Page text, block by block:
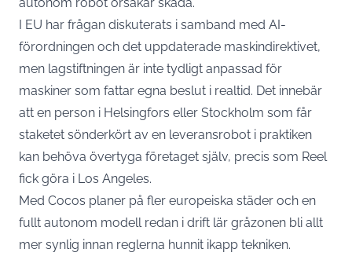
I EU har frågan diskuterats i samband med AI-
förordningen och det uppdaterade maskindirektivet,
men lagstiftningen är inte tydligt anpassad för
maskiner som fattar egna beslut i realtid. Det innebär
att en person i Helsingfors eller Stockholm som får
staketet sönderkört av en leveransrobot i praktiken
kan behöva övertyga företaget själv, precis som Reel
fick göra i Los Angeles.
Med Cocos planer på fler europeiska städer och en
fullt autonom modell redan i drift lär gråzonen bli allt
mer synlig innan reglerna hunnit ikapp tekniken.